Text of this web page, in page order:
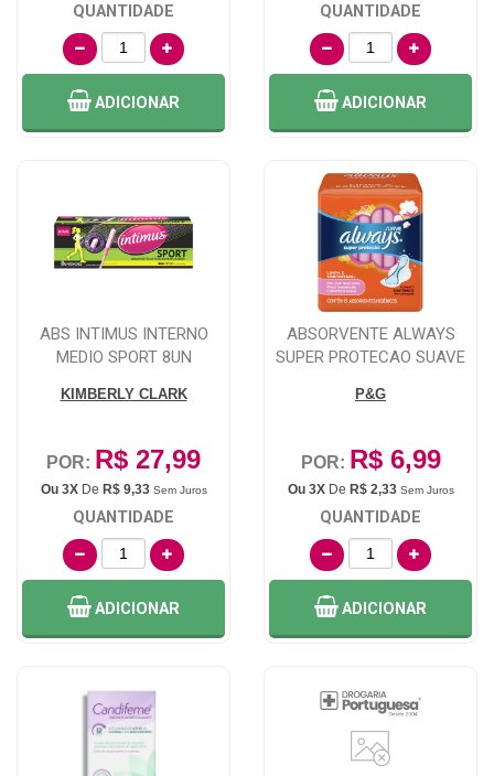
QUANTIDADE
ADICIONAR
QUANTIDADE
ADICIONAR
ABS INTIMUS INTERNO
MEDIO SPORT 8UN
KIMBERLY CLARK
POR: R$ 27,99
Ou 3XDe R$ 9,33 Sem Juros
QUANTIDADE
ADICIONAR
ABSORVENTE ALWAYS
SUPER PROTECAO SUAVE
P&G
POR: R$ 6,99
Ou 3XDe R$ 2,33 Sem Juros
QUANTIDADE
ADICIONAR